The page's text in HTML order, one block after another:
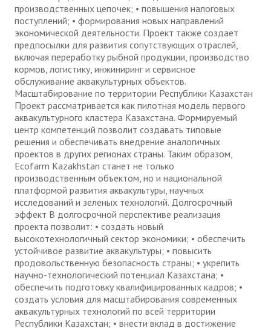
производственных цепочек; • повышения налоговых
поступлений; • формирования новых направлений
экономической деятельности. Проект также создает
предпосылки для развития сопутствующих отраслей,
включая переработку рыбной продукции, производство
кормов, логистику, инжиниринг и сервисное
обслуживание аквакультурных объектов.
Масштабирование по территории Республики Казахстан
Проект рассматривается как пилотная модель первого
аквакультурного кластера Казахстана. Формируемый
центр компетенций позволит создавать типовые
решения и обеспечивать внедрение аналогичных
проектов в других регионах страны. Таким образом,
Ecofarm Kazakhstan станет не только
производственным объектом, но и национальной
платформой развития аквакультуры, научных
исследований и зеленых технологий. Долгосрочный
эффект В долгосрочной перспективе реализация
проекта позволит: • создать новый
высокотехнологичный сектор экономики; • обеспечить
устойчивое развитие аквакультуры; • повысить
продовольственную безопасность страны; • укрепить
научно-технологический потенциал Казахстана; •
обеспечить подготовку квалифицированных кадров; •
создать условия для масштабирования современных
аквакультурных технологий по всей территории
Республики Казахстан; • внести вклад в достижение